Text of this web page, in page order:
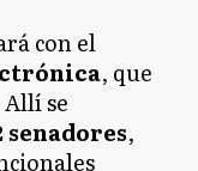
con el
, que
se
senadores,